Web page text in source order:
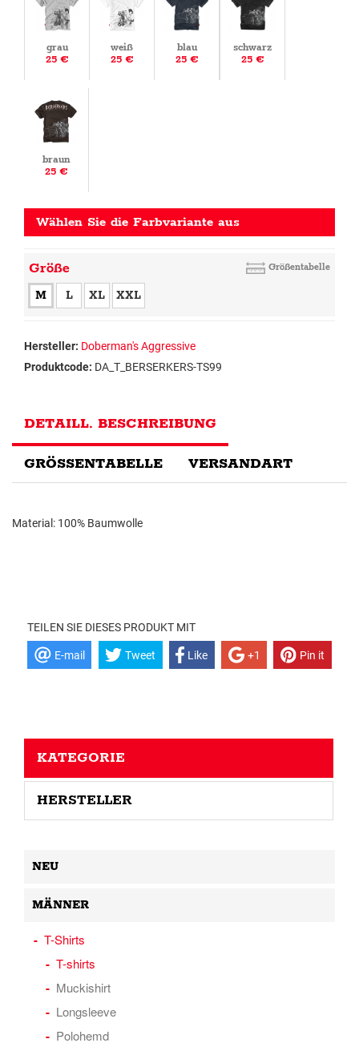
grau
25 €
weiß
25 €
blau
25 €
schwarz
25 €
braun
25 €
Wählen Sie die Farbvariante aus
Größe Größentabelle
M L XL XXL
Hersteller: Doberman's Aggressive
Produktcode: DA_T_BERSERKERS-TS99
DETAILL. BESCHREIBUNG
GRÖSSENTABELLE VERSANDART
Material: 100% Baumwolle
TEILEN SIE DIESES PRODUKT MIT
E-mail Tweet Like +1 Pin it
KATEGORIE
HERSTELLER
NEU
MÄNNER
T-Shirts
T-shirts
Muckishirt
Longsleeve
Polohemd